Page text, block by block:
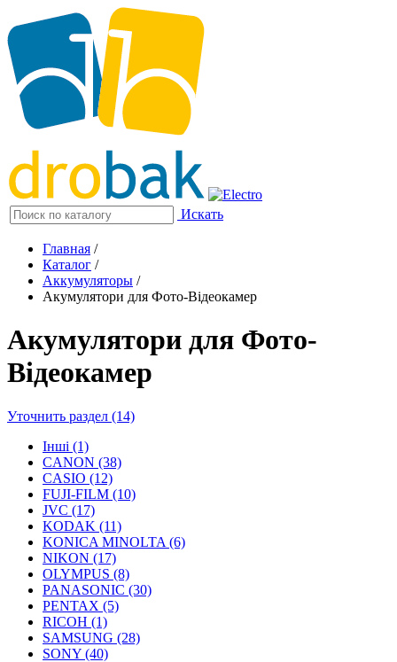
Искать
Главная /
Каталог /
Аккумуляторы /
Акумулятори для Фото-Відеокамер
Акумулятори для Фото-
Відеокамер
Уточнить раздел (14)
Інші (1)
CANON (38)
CASIO (12)
FUJI-FILM (10)
JVC (17)
KODAK (11)
KONICA MINOLTA (6)
NIKON (17)
OLYMPUS (8)
PANASONIC (30)
PENTAX (5)
RICOH (1)
SAMSUNG (28)
SONY (40)